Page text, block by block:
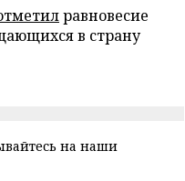
равновесие
в страну
на наши